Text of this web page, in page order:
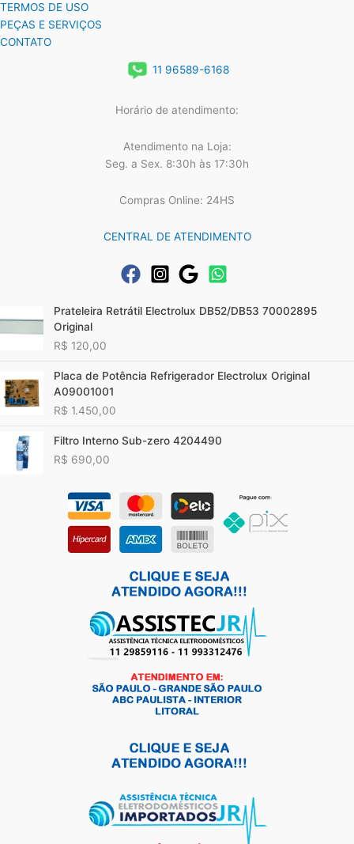
TERMOS DE USO
PEÇAS E SERVIÇOS
CONTATO
11 96589-6168
Horário de atendimento:
Atendimento na Loja:
Seg. a Sex. 8:30h às 17:30h
Compras Online: 24HS
CENTRAL DE ATENDIMENTO
Prateleira Retrátil Electrolux DB52/DB53 70002895
Original
R$ 120,00
Placa de Potência Refrigerador Electrolux Original
A09001001
R$ 1.450,00
Filtro Interno Sub-zero 4204490
R$ 690,00